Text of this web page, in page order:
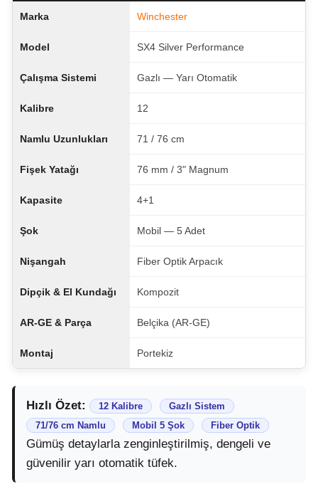
Marka Winchester
Model SX4 Silver Performance
Çalışma Sistemi Gazlı — Yarı Otomatik
Kalibre 12
Namlu Uzunlukları 71 / 76 cm
Fişek Yatağı 76 mm / 3" Magnum
Kapasite 4+1
Şok Mobil — 5 Adet
Nişangah Fiber Optik Arpacık
Dipçik & El Kundağı Kompozit
AR-GE & Parça Belçika (AR-GE)
Montaj Portekiz
Hızlı Özet: 12 Kalibre
Gazlı Sistem
71/76 cm Namlu
Mobil 5 Şok Fiber Optik
Gümüş detaylarla zenginleştirilmiş, dengeli ve
güvenilir yarı otomatik tüfek.